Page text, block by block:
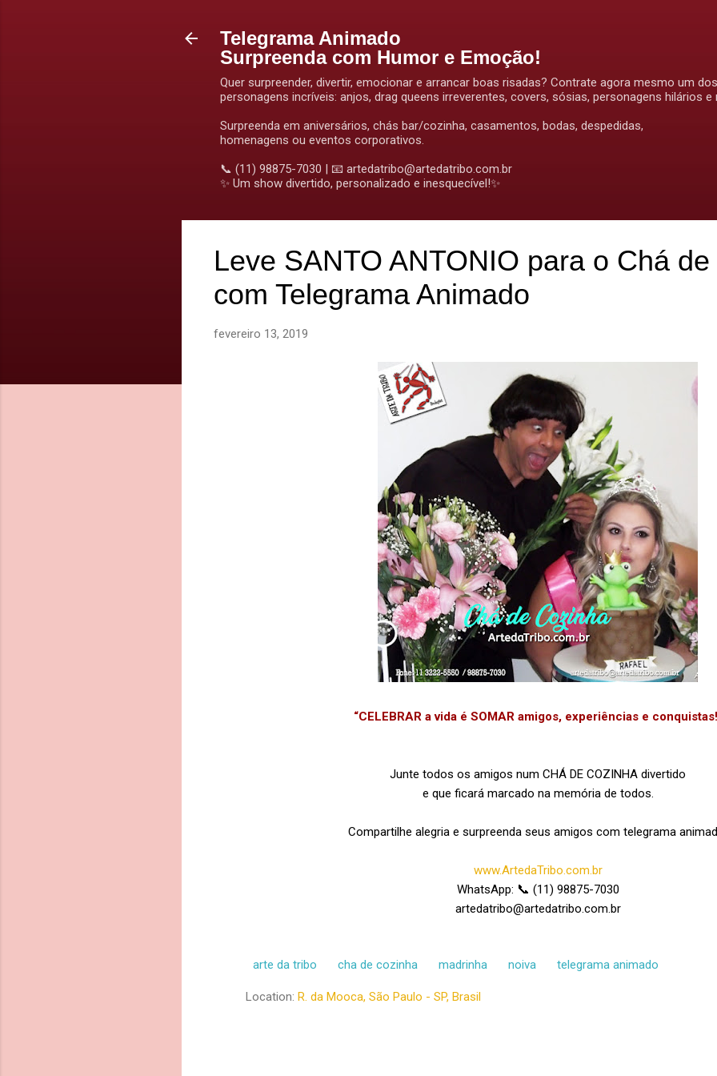
Telegrama Animado
Surpreenda com Humor e Emoção!
Quer surpreender, divertir, emocionar e arrancar boas risadas? Contrate agora mesmo um
personagens incríveis: anjos, drag queens irreverentes, covers, sósias, personagens hilários
Surpreenda em aniversários, chás bar/cozinha, casamentos, bodas, despedidas,
homenagens ou eventos corporativos.
📞 (11) 98875-7030 | 📧 artedatribo@artedatribo.com.br
✨ Um show divertido, personalizado e inesquecível!✨
Leve SANTO ANTONIO para o Chá
com Telegrama Animado
fevereiro 13, 2019
“CELEBRAR a vida é SOMAR amigos, experiências e
Junte todos os amigos num CHÁ DE COZINHA divertido
e que ficará marcado na memória de todos.
Compartilhe alegria e surpreenda seus amigos com telegrama
www.ArtedaTribo.com.br
WhatsApp: 📞 (11) 98875-7030
artedatribo@artedatribo.com.br
arte da tribo cha de cozinha madrinha noiva telegrama animado
Location: R. da Mooca, São Paulo - SP, Brasil